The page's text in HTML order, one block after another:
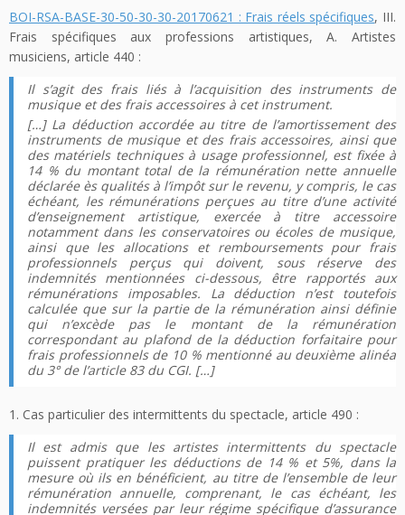
BOI-RSA-BASE-30-50-30-30-20170621 : Frais réels spécifiques, III.
Frais spécifiques aux professions artistiques, A. Artistes
musiciens, article 440 :
Il s’agit des frais liés à l’acquisition des instruments de
musique et des frais accessoires à cet instrument.
[…] La déduction accordée au titre de l’amortissement des
instruments de musique et des frais accessoires, ainsi que
des matériels techniques à usage professionnel, est fixée à
14 % du montant total de la rémunération nette annuelle
déclarée ès qualités à l’impôt sur le revenu, y compris, le cas
échéant, les rémunérations perçues au titre d’une activité
d’enseignement artistique, exercée à titre accessoire
notamment dans les conservatoires ou écoles de musique,
ainsi que les allocations et remboursements pour frais
professionnels perçus qui doivent, sous réserve des
indemnités mentionnées ci-dessous, être rapportés aux
rémunérations imposables. La déduction n’est toutefois
calculée que sur la partie de la rémunération ainsi définie
qui n’excède pas le montant de la rémunération
correspondant au plafond de la déduction forfaitaire pour
frais professionnels de 10 % mentionné au deuxième alinéa
du 3° de l’article 83 du CGI. […]
1. Cas particulier des intermittents du spectacle, article 490 :
Il est admis que les artistes intermittents du spectacle
puissent pratiquer les déductions de 14 % et 5%, dans la
mesure où ils en bénéficient, au titre de l’ensemble de leur
rémunération annuelle, comprenant, le cas échéant, les
indemnités versées par leur régime spécifique d’assurance